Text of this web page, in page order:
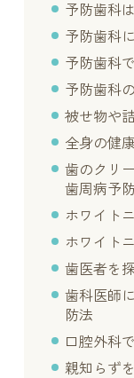
予防歯科
予防歯科
予防歯科
予防歯科
被せ物や
全身の健
歯のクリ
歯周病予
ホワイト
ホワイト
歯医者を
歯科医師
防法
口腔外科
親知らず